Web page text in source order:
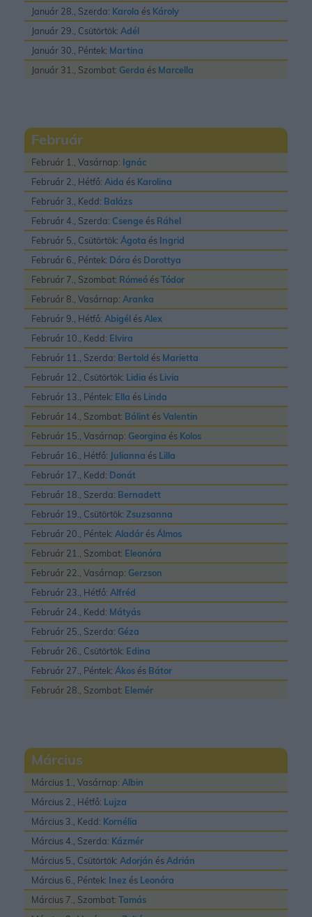
Január 28., Szerda: Karola és Károly
Január 29., Csütörtök: Adél
Január 30., Péntek: Martina
Január 31., Szombat: Gerda és Marcella
Február
Február 1., Vasárnap: Ignác
Február 2., Hétfő: Aida és Karolina
Február 3., Kedd: Balázs
Február 4., Szerda: Csenge és Ráhel
Február 5., Csütörtök: Ágota és Ingrid
Február 6., Péntek: Dóra és Dorottya
Február 7., Szombat: Rómeó ésTódor
Február 8., Vasárnap: Aranka
Február 9., Hétfő: Abigél ésAlex
Február 10., Kedd: Elvira
Február 11., Szerda: Bertold és Marietta
Február 12., Csütörtök: Lidia és Livia
Február 13., Péntek: Ella és Linda
Február 14., Szombat: Bálint ésValentin
Február 15., Vasárnap: Georgina és Kolos
Február 16., Hétfő: Julianna és Lilla
Február 17., Kedd: Donát
Február 18., Szerda: Bernadett
Február 19., Csütörtök: Zsuzsanna
Február 20., Péntek: Aladár ésÁlmos
Február 21., Szombat: Eleonóra
Február 22., Vasárnap: Gerzson
Február 23., Hétfő: Alfréd
Február 24., Kedd: Mátyás
Február 25., Szerda: Géza
Február 26., Csütörtök: Edina
Február 27., Péntek: Ákos és Bátor
Február 28., Szombat: Elemér
Március
Március 1., Vasárnap: Albin
Március 2., Hétfő: Lujza
Március 3., Kedd: Kornélia
Március 4., Szerda: Kázmér
Március 5., Csütörtök: Adorján ésAdrián
Március 6., Péntek: Inez és Leonóra
Március 7., Szombat: Tamás